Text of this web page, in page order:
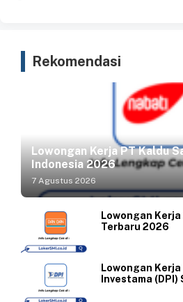
Rekomendasi
Lowongan Kerja PT Kaldu
Indonesia 2026
7 Agustus 2026
Lowongan Kerja
Terbaru 2026
Lowongan Kerja
Investama (DPI)